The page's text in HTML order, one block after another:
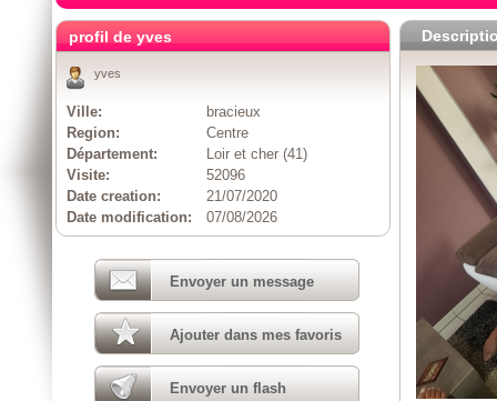
profil de yves
yves
Ville:
bracieux
Region:
Centre
Département:
Loir et cher (41)
Visite:
52096
Date creation:
21/07/2020
Date modification:
07/08/2026
Envoyer un message
Ajouter dans mes favoris
Envoyer un flash